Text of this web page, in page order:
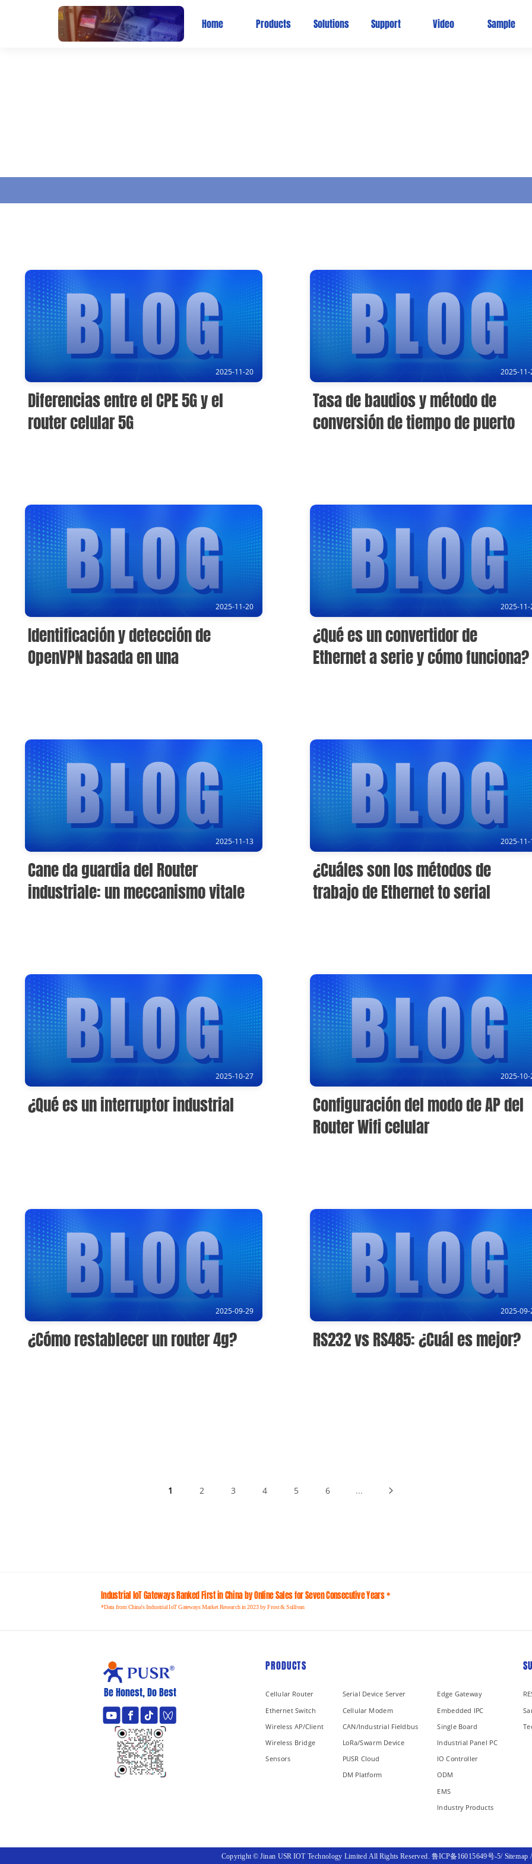
Home Products Solutions Support Video Sample
2025-11-20
Diferencias entre el CPE 5G y el
router celular 5G
2025-11-
Tasa de baudios y método de
conversión de tiempo de puerto
2025-11-20
Identificación y detección de
OpenVPN basada en una
2025-11-
¿Qué es un convertidor de
Ethernet a serie y cómo funciona?
2025-11-13
Cane da guardia del Router
industriale: un meccanismo vitale
2025-11-
¿Cuáles son los métodos de
trabajo de Ethernet to serial
2025-10-27
¿Qué es un interruptor industrial
2025-10-
Configuración del modo de AP del
Router Wifi celular
2025-09-29
¿Cómo restablecer un router 4g?
2025-09-
RS232 vs RS485: ¿Cuál es mejor?
1 2 3 4 5 6 ...
Industrial loT Gateways Ranked First in China by Online Sales for Seven Consecutive Years *
*Data from China's Industrial IoT Gateways Market Research in 2023 by Frost & Sullivan
Be Honest, Do Best
PRODUCTS
Cellular Router
Ethernet Switch
Wireless AP/Client
Wireless Bridge
Sensors
Serial Device Server
Cellular Modem
CAN/Industrial Fieldbus
LoRa/Swarm Device
PUSR Cloud
DM Platform
Edge Gateway
Embedded IPC
Single Board
Industrial Panel PC
IO Controller
ODM
EMS
Industry Products
Copyright © Jinan USR IOT Technology Limited All Rights Reserved.鲁ICP备16015649号-5/ Sitemap